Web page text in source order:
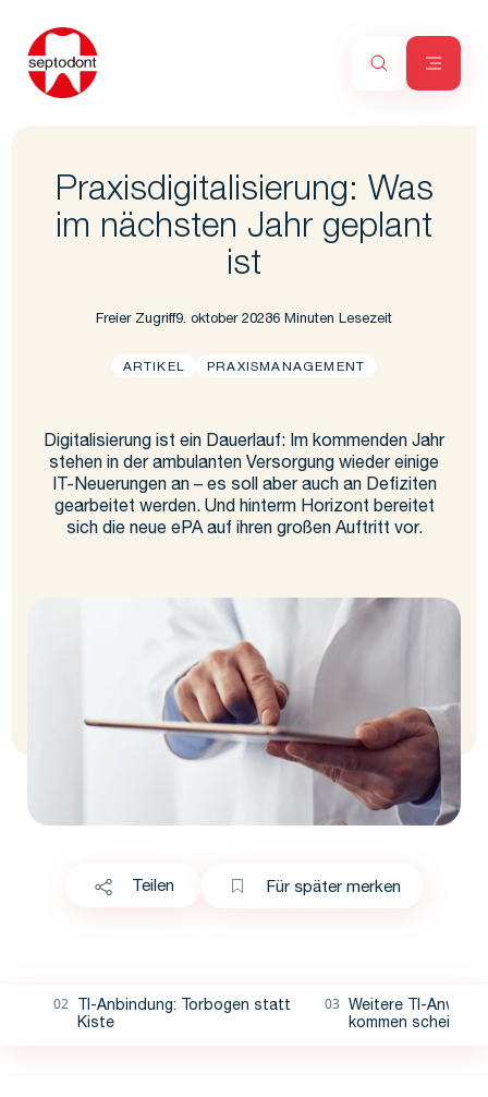
Praxisdigitalisierung: Was
im nächsten Jahr geplant
ist
Freier Zugriff9. oktober 20236 Minuten Lesezeit
ARTIKEL PRAXISMANAGEMENT
Digitalisierung ist ein Dauerlauf: Im kommenden Jahr
stehen in der ambulanten Versorgung wieder einige
IT-Neuerungen an – es soll aber auch an Defiziten
gearbeitet werden. Und hinterm Horizont bereitet
sich die neue ePA auf ihren großen Auftritt vor.
Teilen Für später merken
TI-Anbindung: Torbogen statt
Kiste
Weitere TI-
kommen